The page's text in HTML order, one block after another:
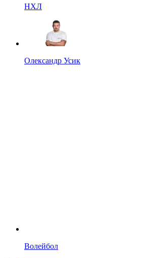
НХЛ
Олександр Усик
Волейбол